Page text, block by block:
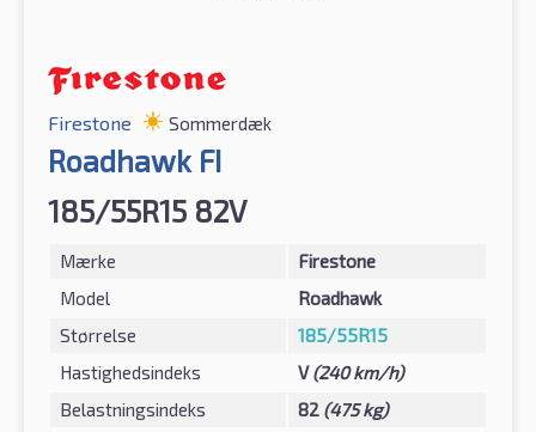
Firestone Sommerdæk
Roadhawk FI
185/55R15 82V
Mærke
Firestone
Model
Roadhawk
Størrelse
185/55R15
Hastighedsindeks
V(240 km/h)
Belastningsindeks
82 (475 kg)